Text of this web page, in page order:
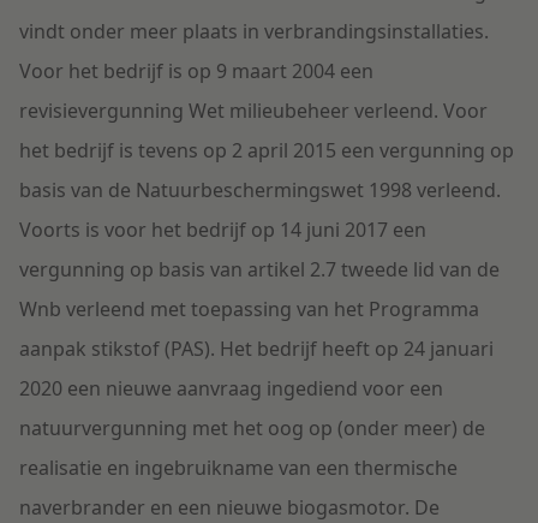
vindt onder meer plaats in verbrandingsinstallaties.
Voor het bedrijf is op 9 maart 2004 een
revisievergunning Wet milieubeheer verleend. Voor
het bedrijf is tevens op 2 april 2015 een vergunning op
basis van de Natuurbeschermingswet 1998 verleend.
Voorts is voor het bedrijf op 14 juni 2017 een
vergunning op basis van artikel 2.7 tweede lid van de
Wnb verleend met toepassing van het Programma
aanpak stikstof (PAS). Het bedrijf heeft op 24 januari
2020 een nieuwe aanvraag ingediend voor een
natuurvergunning met het oog op (onder meer) de
realisatie en ingebruikname van een thermische
naverbrander en een nieuwe biogasmotor. De